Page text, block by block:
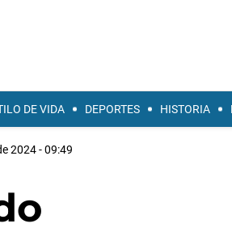
DE VIDA DEPORTES HISTORIA
2024 - 09:49